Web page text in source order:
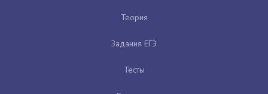
Теория
Задания ЕГЭ
Тесты